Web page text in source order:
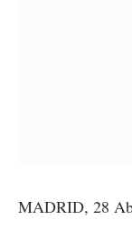
MADRID, 28